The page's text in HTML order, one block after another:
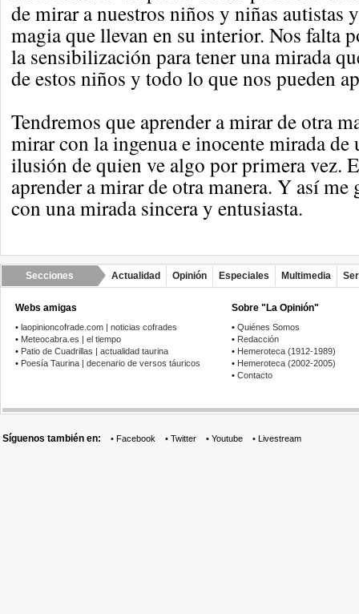
de mirar a nuestros niños y niñas autistas
magia que llevan en su interior. Nos falta
la sensibilización para tener una mirada
de estos niños y todo lo que nos pueden
Tendremos que aprender a mirar de otra
mirar con la ingenua e inocente mirada
ilusión de quien ve algo por primera vez.
aprender a mirar de otra manera. Y así
con una mirada sincera y entusiasta.
Secciones Actualidad Opinión Especiales Multimedia
Webs amigas
• laopinioncofrade.com | noticias cofrades
• Meteocabra.es | el tiempo
• Patio de Cuadrillas | actualidad taurina
• Poesía Taurina | decenario de versos táuricos
Sobre "La Opinión"
• Quiénes Somos
• Redacción
• Hemeroteca (1912-1989)
• Hemeroteca (2002-2005)
• Contacto
Síguenos también en: • Facebook • Twitter • Youtube • Livestream